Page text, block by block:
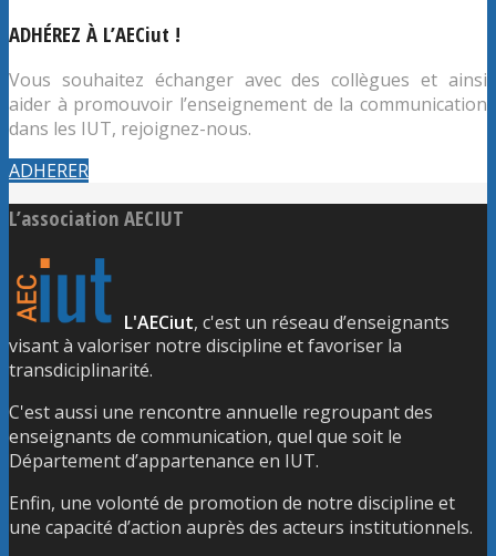
ADHÉREZ À L’AECiut !
Vous souhaitez échanger avec des collègues et ainsi
aider à promouvoir l’enseignement de la communication
dans les IUT, rejoignez-nous.
ADHERER
L’association AECIUT
L'AECiut, c'est un réseau d’enseignants
visant à valoriser notre discipline et favoriser la
transdiciplinarité.
C'est aussi une rencontre annuelle regroupant des
enseignants de communication, quel que soit le
Département d’appartenance en IUT.
Enfin, une volonté de promotion de notre discipline et
une capacité d’action auprès des acteurs institutionnels.